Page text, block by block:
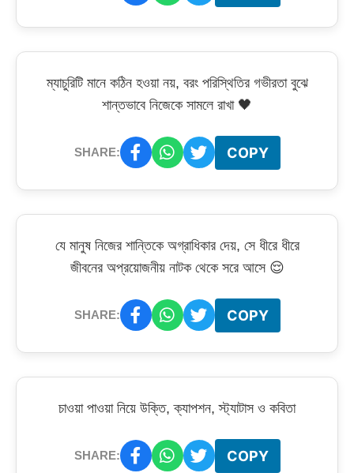
ম্যাচুরিটি মানে কঠিন হওয়া নয়, বরং পরিস্থিতির গভীরতা বুঝে
শান্তভাবে নিজেকে সামলে রাখা 🖤
SHARE: COPY
যে মানুষ নিজের শান্তিকে অগ্রাধিকার দেয়, সে ধীরে ধীরে
জীবনের অপ্রয়োজনীয় নাটক থেকে সরে আসে 😌
SHARE: COPY
চাওয়া পাওয়া নিয়ে উক্তি, ক্যাপশন, স্ট্যাটাস ও কবিতা
SHARE: COPY